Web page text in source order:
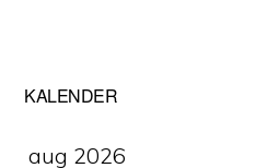
Primärt
sidofält
KALENDER